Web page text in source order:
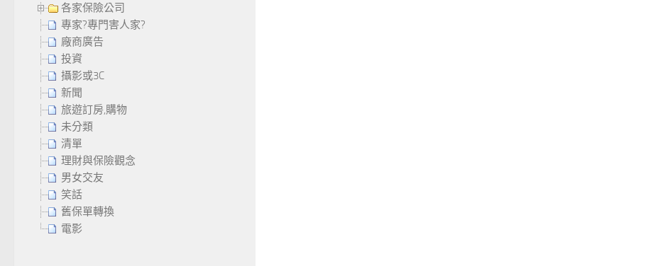
各家保險公司
專家?專門害人家?
廠商廣告
投資
攝影或3C
新聞
旅遊訂房,購物
未分類
清單
理財與保險觀念
男女交友
笑話
舊保單轉換
電影